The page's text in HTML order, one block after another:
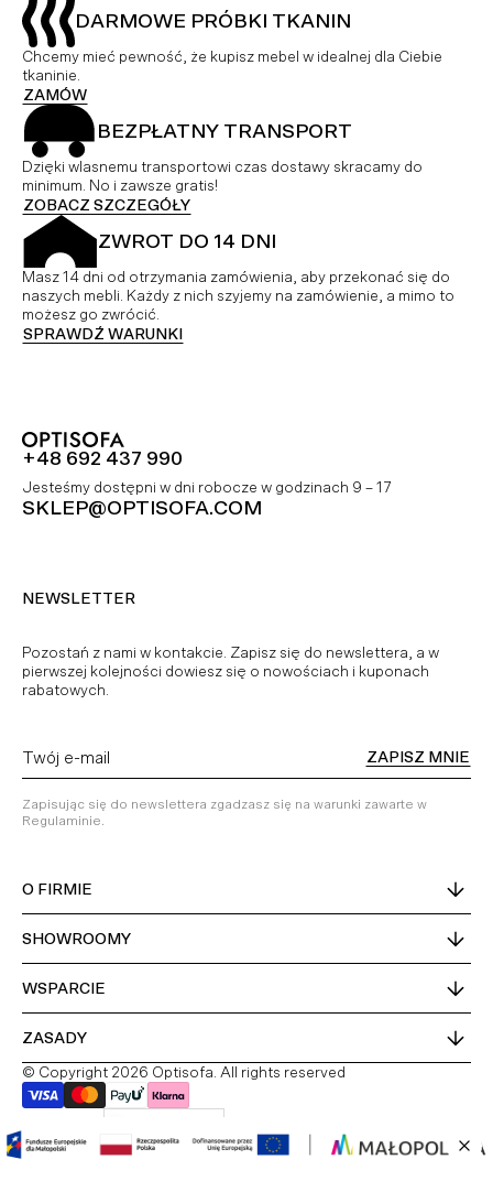
DARMOWE PRÓBKI TKANIN
Chcemy mieć pewność, że kupisz mebel w idealnej dla Ciebie
tkaninie.
ZAMÓW
BEZPŁATNY TRANSPORT
Dzięki wlasnemu transportowi czas dostawy skracamy do
minimum. No i zawsze gratis!
ZOBACZ SZCZEGÓŁY
ZWROT DO 14 DNI
Masz 14 dni od otrzymania zamówienia, aby przekonać się do
naszych mebli. Każdy z nich szyjemy na zamówienie, a mimo to
możesz go zwrócić.
SPRAWDŹ WARUNKI
+48 692 437 990
Jesteśmy dostępni w dni robocze w godzinach 9 – 17
SKLEP@OPTISOFA.COM
NEWSLETTER
Pozostań z nami w kontakcie. Zapisz się do newslettera, a w
pierwszej kolejności dowiesz się o nowościach i kuponach
rabatowych.
ZAPISZ MNIE
Zapisując się do newslettera zgadzasz się na warunki zawarte w
Regulaminie.
O FIRMIE
SHOWROOMY
WSPARCIE
ZASADY
© Copyright 2026 Optisofa. All rights reserved